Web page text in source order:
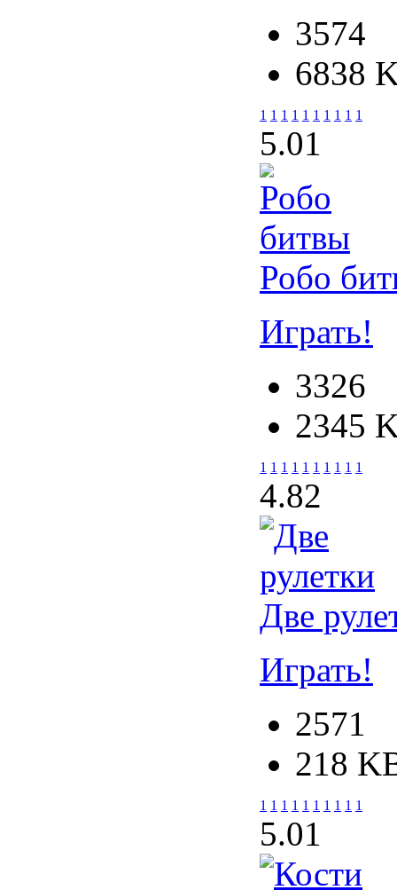
3574
6838
1 1 1 1 1 1 1 1 1 1
5.01
Робо
Играть!
3326
2345
1 1 1 1 1 1 1 1 1 1
4.82
Две
Играть!
2571
218
1 1 1 1 1 1 1 1 1 1
5.01